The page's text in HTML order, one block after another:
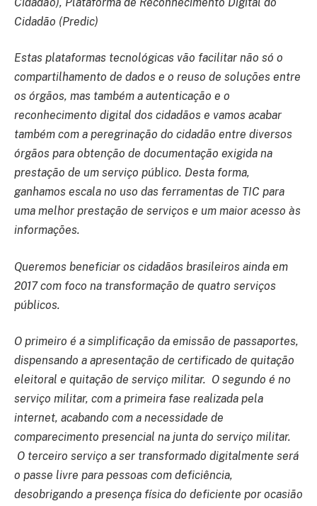
Cidadão (Predic)
Estas plataformas tecnológicas vão facilitar não só o
compartilhamento de dados e o reuso de soluções entre
os órgãos, mas também a autenticação e o
reconhecimento digital dos cidadãos e vamos acabar
também com a peregrinação do cidadão entre diversos
órgãos para obtenção de documentação exigida na
prestação de um serviço público. Desta forma,
ganhamos escala no uso das ferramentas de TIC para
uma melhor prestação de serviços e um maior acesso às
informações.
Queremos beneficiar os cidadãos brasileiros ainda em
2017 com foco na transformação de quatro serviços
públicos.
O primeiro é a simplificação da emissão de passaportes,
dispensando a apresentação de certificado de quitação
eleitoral e quitação de serviço militar. O segundo é no
serviço militar, com a primeira fase realizada pela
internet, acabando com a necessidade de
comparecimento presencial na junta do serviço militar.
O terceiro serviço a ser transformado digitalmente será
o passe livre para pessoas com deficiência,
desobrigando a presença física do deficiente por ocasião